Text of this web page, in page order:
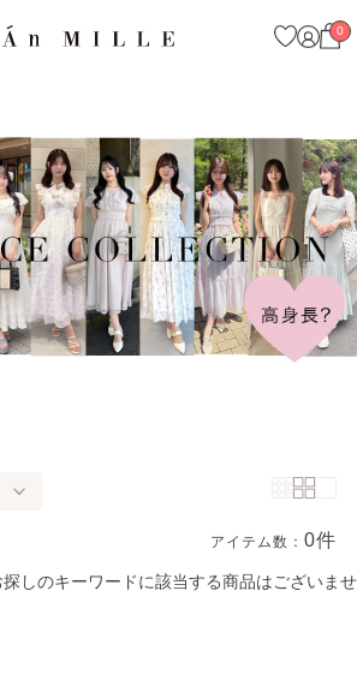
0
アイテム数：0件
しのキーワードに該当する商品はございませ